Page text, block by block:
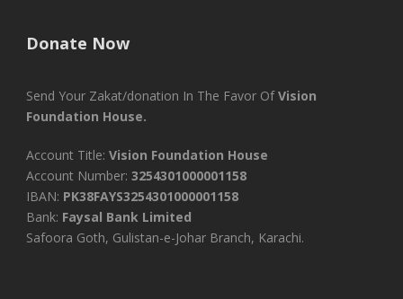
Donate Now
Send Your Zakat/donation In The Favor OfVision
Foundation House.
Account Title: Vision Foundation House
Account Number: 3254301000001158
IBAN: PK38FAYS3254301000001158
Bank: Faysal Bank Limited
Safoora Goth, Gulistan-e-Johar Branch, Karachi.